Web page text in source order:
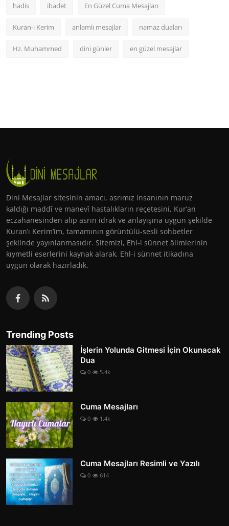
hadis ibadet En Güzel Cuma Mesajları
Kuran-ı Kerim anlamlı mesajlar namaz duaları
Hz. Muhammed dini günler en güzel mesajlar
Dini Mesajlar sitesinin amacı, asrımız insanının maruz
kaldığı maddî ve manevî hastalıkların reçetesini, Kur’an
eczahanesinden alıp asrın idrak ve anlayışına uygun şekilde
Kuran’ı Kerim’im, tamamının görüntülü-sesli sohbetler
şeklinde yayınlanmasıdır. Sitemizi, Ehl-i sünnet âlimlerinin
kıymetli eserlerini kaynak alarak, Ehl-i sünnet itikadına
uygun olarak hazırladık.
Trending Posts
İşlerin Yolunda Gitmesi İçin Okunacak
Dua
0 5.4k
Cuma Mesajları
0 1.4k
Cuma Mesajları Resimli ve Yazılı
0 614